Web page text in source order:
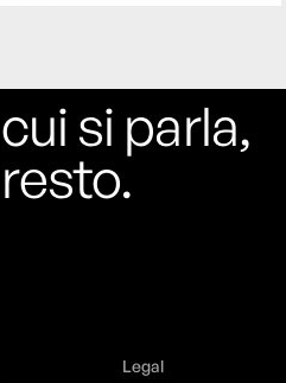
si parla,
Legal